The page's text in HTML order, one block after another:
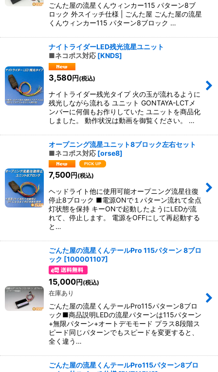
ごんた屋の流星くんウィンカー115 パターン8ブ
ロック 外スイッチ仕様 | ごんた屋 ごんた屋の流星
くんウィンカー115 パターン8ブロック …
ナイトライダーLED残光流星ユニット
■ネコポス対応 [KNDS]
3,580円(税込)
ナイトライダー残光タイプ 火の玉が流れるように
残光しながら流れる ユニット GONTAYA-LCTメ
ンバーに何個もお作りしていた ユニットを商品化
しました。 動作状況は動画を御覧ください。 …
オープニング流星ユニット8ブロック左右セット
■ネコポス対応 [orse8]
7,500円 (税込)
ヘッドライト他に使用可能オープニング流星往復
停止8ブロック ■電源ONで１パターン流れて全点
灯状態を保持 キーONで起動したようにLEDが流
れて、停止します。 電源をOFFにして再起動する
と…
ごんた屋の流星くんテールPro 115パターン 8ブロ
ック [100001107]
15,000円 (税込)
在庫あり
ごんた屋の流星くんテールPro115パターン8ブロ
ック■商品説明LEDの流星パターンは115パターン
+無限パターン+オートデモモード プラス8段階ス
ピード同じパターンでもスピードを変更すると、
全く違う…
ごんた屋の流星くんテールPro115パターン8ブロ